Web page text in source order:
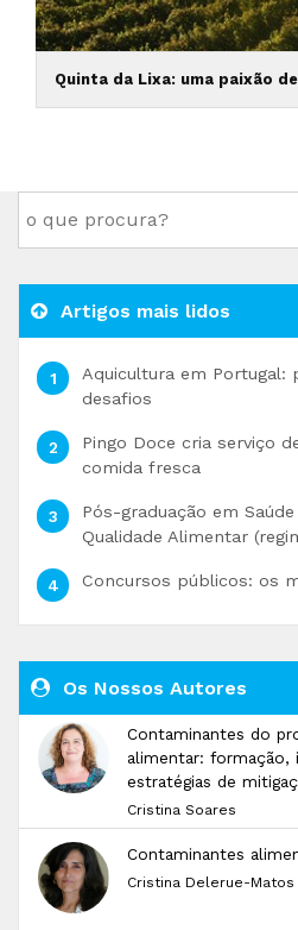
Quinta da Lixa: uma paixão
Artigos mais lidos
Aquicultura em Portugal:
desafios
Pingo Doce cria serviço
comida fresca
Pós-graduação em
Qualidade Alimentar
Concursos públicos: os
Os Nossos Autores
Contaminantes do
alimentar: formação,
estratégias de
Cristina Soares
Contaminantes
Cristina Delerue-Matos